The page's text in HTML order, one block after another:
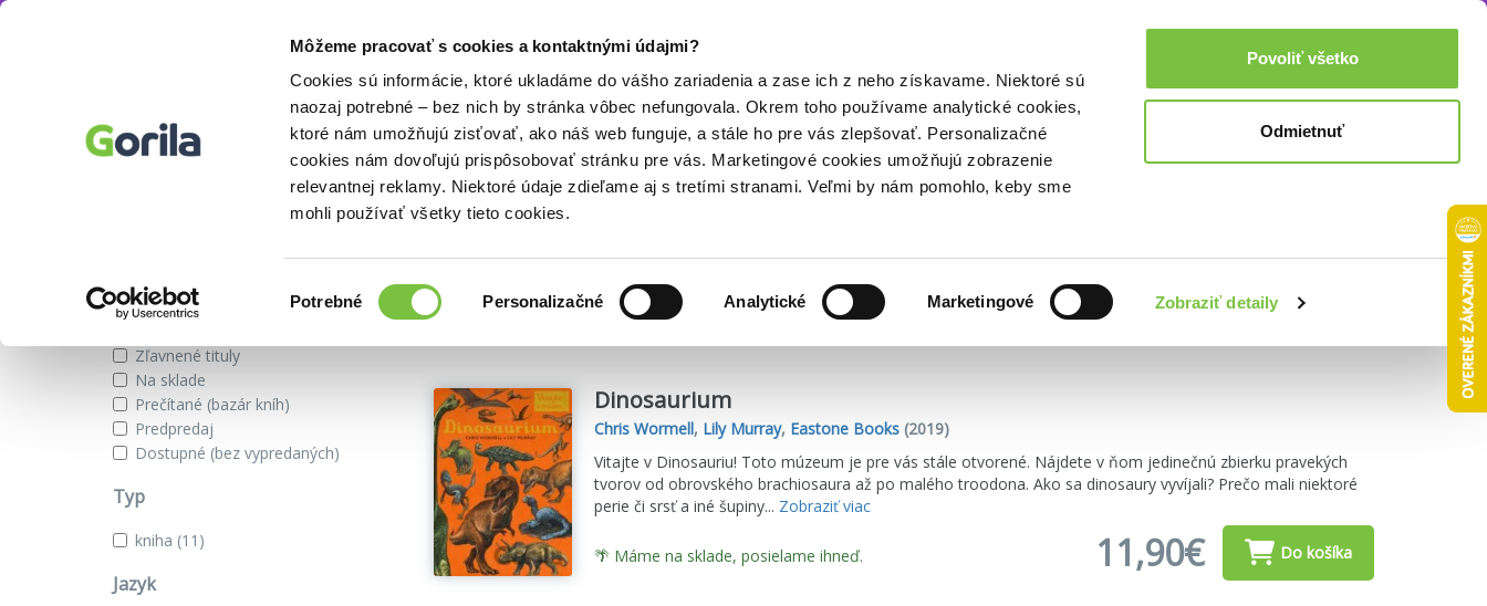
Môžeme pracovať s cookies a kontaktnými údajmi?
Cookies sú informácie, ktoré ukladáme do vášho zariadenia a zase ich z neho získavame. Niektoré sú
naozaj potrebné – bez nich by stránka vôbec nefungovala. Okrem toho používame analytické cookies,
ktoré nám umožňujú zisťovať, ako náš web funguje, a stále ho pre vás zlepšovať. Personalizačné
cookies nám dovoľujú prispôsobovať stránku pre vás. Marketingové cookies umožňujú zobrazenie
relevantnej reklamy. Niektoré údaje zdieľame aj s tretími stranami. Veľmi by nám pomohlo, keby sme
mohli používať všetky tieto cookies.
súhlasu
Potrebné Personalizačné Analytické Marketingové Zobraziť detaily
Povoliť všetko
Odmietnuť
Doplnky Prihlásenie 0,00€
Lily Murray Akcie a zľavy
Knihy autora Lily Murray
Zobraziť iba
Zľavnené tituly
Na sklade
Prečítané (bazár kníh)
Predpredaj
Dostupné (bez vypredaných)
Typ
kniha (11)
Jazyk
Našli sme Zoradiť podľa:
Dinosaurium
Chris Wormell, Lily Murray, Eastone Books(2019)
Vitajte v Dinosauriu! Toto múzeum je pre vás stále otvorené. Nájdete v ňom jedinečnú zbierku pravekých
tvorov od obrovského brachiosaura až po malého troodona. Ako sa dinosaury vyvíjali? Prečo mali niektoré
perie či srsť a iné šupiny... Zobraziť viac
🌴 Máme na sklade, posielame ihneď. 11,90€ Do košíka